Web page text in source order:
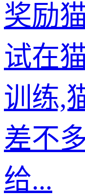
奖励
试在
训练,
差不
给...